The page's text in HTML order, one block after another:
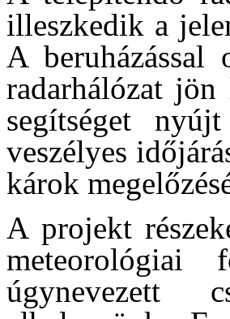
illeszkedik a
A beruházással
radarhálózat
segítséget
veszélyes
károk
A projekt
meteorológiai
úgynevezett